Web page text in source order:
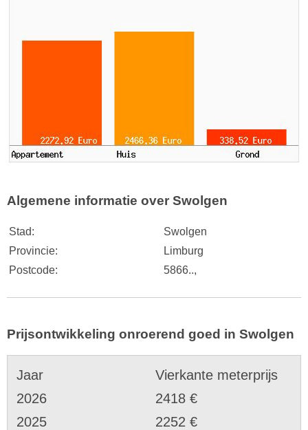
Algemene informatie over Swolgen
Stad:
Swolgen
Provincie:
Limburg
Postcode:
5866..,
Prijsontwikkeling onroerend goed in Swolgen
Jaar
Vierkante meterprijs
2026
2418 €
2025
2252 €